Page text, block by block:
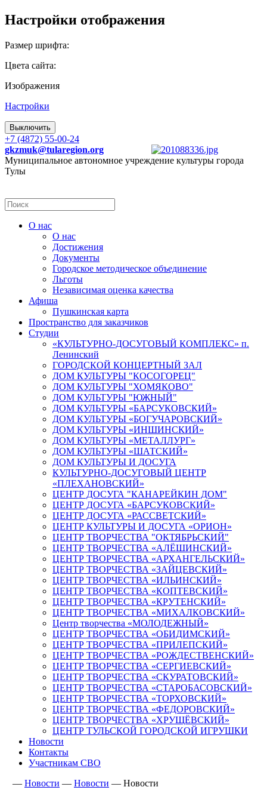
Настройки отображения
Размер шрифта:
Цвета сайта:
Изображения
Настройки
Выключить
+7 (4872) 55-00-24
gkzmuk@tularegion.org
Муниципальное автономное учреждение культуры города
Тулы
О нас
О нас
Достижения
Документы
Городское методическое объединение
Льготы
Независимая оценка качества
Афиша
Пушкинская карта
Пространство для заказчиков
Студии
«КУЛЬТУРНО-ДОСУГОВЫЙ КОМПЛЕКС» п.
Ленинский
ГОРОДСКОЙ КОНЦЕРТНЫЙ ЗАЛ
ДОМ КУЛЬТУРЫ "КОСОГОРЕЦ"
ДОМ КУЛЬТУРЫ "ХОМЯКОВО"
ДОМ КУЛЬТУРЫ "ЮЖНЫЙ"
ДОМ КУЛЬТУРЫ «БАРСУКОВСКИЙ»
ДОМ КУЛЬТУРЫ «БОГУЧАРОВСКИЙ»
ДОМ КУЛЬТУРЫ «ИНШИНСКИЙ»
ДОМ КУЛЬТУРЫ «МЕТАЛЛУРГ»
ДОМ КУЛЬТУРЫ «ШАТСКИЙ»
ДОМ КУЛЬТУРЫ И ДОСУГА
КУЛЬТУРНО-ДОСУГОВЫЙ ЦЕНТР
«ПЛЕХАНОВСКИЙ»
ЦЕНТР ДОСУГА "КАНАРЕЙКИН ДОМ"
ЦЕНТР ДОСУГА «БАРСУКОВСКИЙ»
ЦЕНТР ДОСУГА «РАССВЕТСКИЙ»
ЦЕНТР КУЛЬТУРЫ И ДОСУГА «ОРИОН»
ЦЕНТР ТВОРЧЕСТВА "ОКТЯБРЬСКИЙ"
ЦЕНТР ТВОРЧЕСТВА «АЛЁШИНСКИЙ»
ЦЕНТР ТВОРЧЕСТВА «АРХАНГЕЛЬСКИЙ»
ЦЕНТР ТВОРЧЕСТВА «ЗАЙЦЕВСКИЙ»
ЦЕНТР ТВОРЧЕСТВА «ИЛЬИНСКИЙ»
ЦЕНТР ТВОРЧЕСТВА «КОПТЕВСКИЙ»
ЦЕНТР ТВОРЧЕСТВА «КРУТЕНСКИЙ»
ЦЕНТР ТВОРЧЕСТВА «МИХАЛКОВСКИЙ»
Центр творчества «МОЛОДЕЖНЫЙ»
ЦЕНТР ТВОРЧЕСТВА «ОБИДИМСКИЙ»
ЦЕНТР ТВОРЧЕСТВА «ПРИЛЕПСКИЙ»
ЦЕНТР ТВОРЧЕСТВА «РОЖДЕСТВЕНСКИЙ»
ЦЕНТР ТВОРЧЕСТВА «СЕРГИЕВСКИЙ»
ЦЕНТР ТВОРЧЕСТВА «СКУРАТОВСКИЙ»
ЦЕНТР ТВОРЧЕСТВА «СТАРОБАСОВСКИЙ»
ЦЕНТР ТВОРЧЕСТВА «ТОРХОВСКИЙ»
ЦЕНТР ТВОРЧЕСТВА «ФЕДОРОВСКИЙ»
ЦЕНТР ТВОРЧЕСТВА «ХРУЩЁВСКИЙ»
ЦЕНТР ТУЛЬСКОЙ ГОРОДСКОЙ ИГРУШКИ
Новости
Контакты
Участникам СВО
— Новости — Новости — Новости